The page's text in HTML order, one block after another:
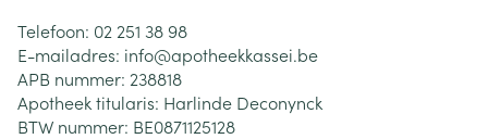
Telefoon: 02 251 38 98
E-mailadres: info@apotheekkassei.be
APB nummer: 238818
Apotheek titularis: Harlinde Deconynck
BTW nummer: BE0871125128